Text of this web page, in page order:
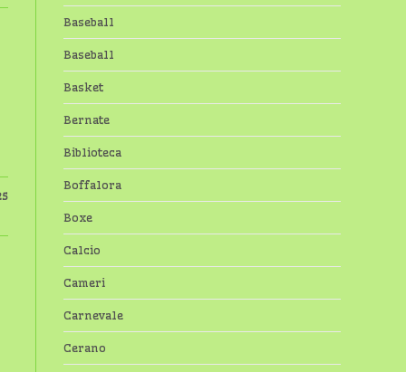
Baseball
Baseball
Basket
Bernate
Biblioteca
Boffalora
Boxe
Calcio
Cameri
Carnevale
Cerano